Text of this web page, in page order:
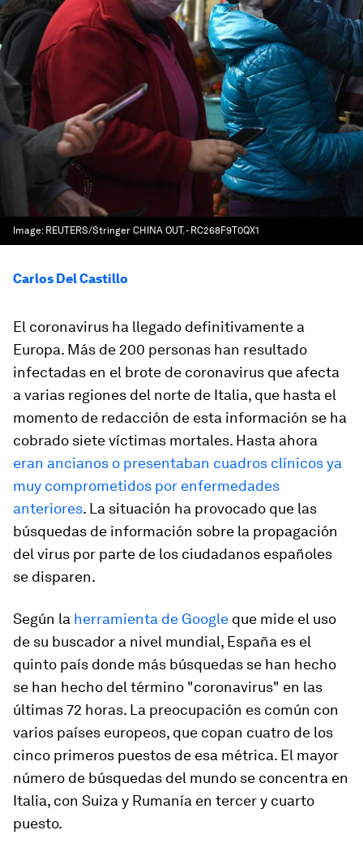
Image: REUTERS/Stringer CHINA OUT. - RC268F9T0QX1
Carlos Del Castillo
El coronavirus ha llegado definitivamente a
Europa. Más de 200 personas han resultado
infectadas en el brote de coronavirus que afecta
a varias regiones del norte de Italia, que hasta el
momento de redacción de esta información se ha
cobrado siete víctimas mortales. Hasta ahora
eran ancianos o presentaban cuadros clínicos ya
muy comprometidos por enfermedades
anteriores. La situación ha provocado que las
búsquedas de información sobre la propagación
del virus por parte de los ciudadanos españoles
se disparen.
Según la herramienta de Google que mide el uso
de su buscador a nivel mundial, España es el
quinto país donde más búsquedas se han hecho
se han hecho del término "coronavirus" en las
últimas 72 horas. La preocupación es común con
varios países europeos, que copan cuatro de los
cinco primeros puestos de esa métrica. El mayor
número de búsquedas del mundo se concentra en
Italia, con Suiza y Rumanía en tercer y cuarto
puesto.